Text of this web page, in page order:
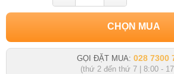
CHỌN MUA
GỌI ĐẶT MUA: 028 7300
(thứ 2 đến thứ 7 | 8:00 -